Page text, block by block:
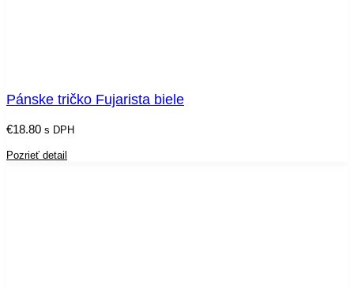
Pánske tričko Fujarista biele
€18.80 s DPH
Pozrieť detail